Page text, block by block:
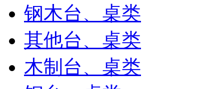
钢木台、桌类
其他台、桌类
木制台、桌类